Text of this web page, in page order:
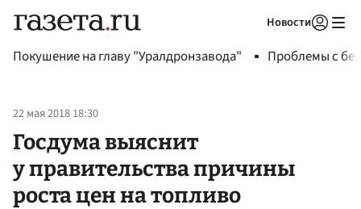
Новости
Покушение на главу "Уралдронзавода" Проблемы с
22 мая 2018 18:30
Госдума выяснит
у правительства причины
роста цен на топливо